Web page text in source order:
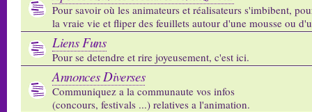
Pour savoir où les animateurs et réalisateurs s'imbibent,
la vraie vie et fliper des feuillets autour d'une mousse ou
Liens Funs
Pour se detendre et rire joyeusement, c'est ici.
Annonces Diverses
Communiquez a la communaute vos infos
(concours, festivals ...) relatives a l'animation.